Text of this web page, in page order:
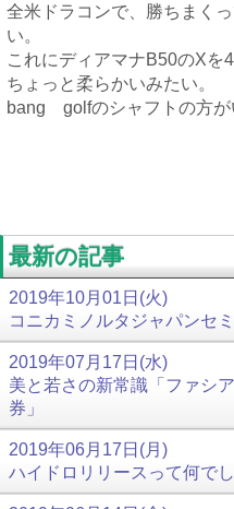
全米ドラコンで、勝ちまく
い。
これにディアマナB50のXを
ちょっと柔らかいみたい。
bang golfのシャフトの方が
最新の記事
2019年10月01日(火)
コニカミノルタジャパンセ
2019年07月17日(水)
美と若さの新常識「ファシ
券」
2019年06月17日(月)
ハイドロリリースって何で